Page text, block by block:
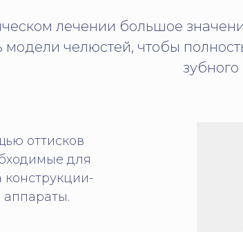
лечении большое
модели челюстей, чтобы
зубного
оттисков
для
конструкции-
аппараты.